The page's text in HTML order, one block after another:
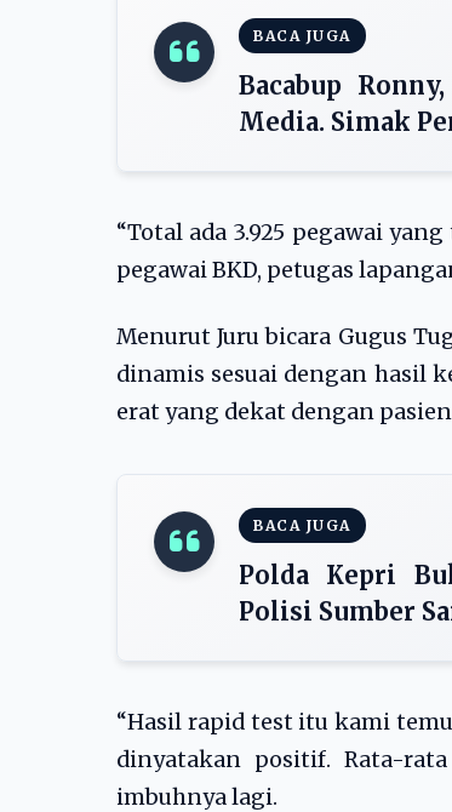
BACA JUGA
Bacabup
Media. Simak
“Total ada 3.925 pegawai
pegawai BKD, petugas
Menurut Juru bicara Gugus
dinamis sesuai dengan hasil
erat yang dekat dengan
BACA JUGA
Polda Kepri
Polisi Sumber
“Hasil rapid test itu kami
dinyatakan positif. Rata-
imbuhnya lagi.